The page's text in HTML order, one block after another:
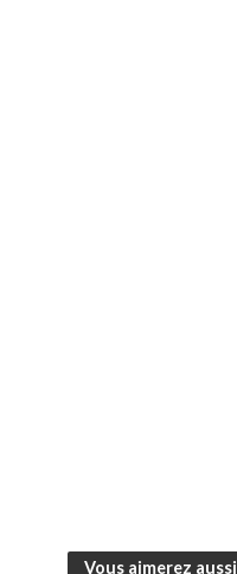
Vous aimerez aussi